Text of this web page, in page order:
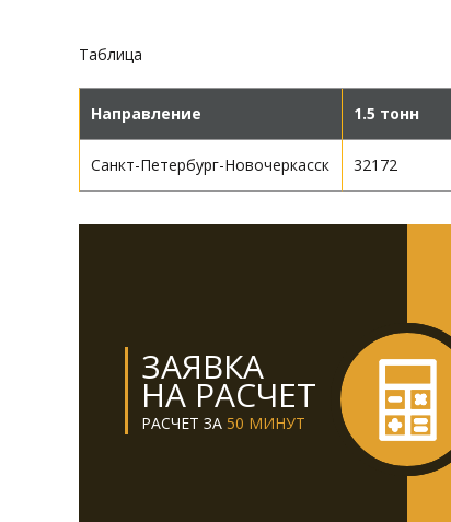
Таблица
Направление 1.5 тонн
Санкт-Петербург-Новочеркасск 32172
ЗАЯВКА
НА РАСЧЕТ
РАСЧЕТ ЗА 50 МИНУТ